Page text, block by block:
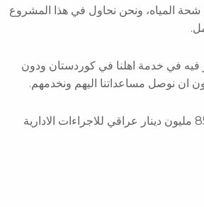
شحة المياه، ونحن نحاول في هذا المشروع
فيه في خدمة اهلنا في كوردستان ودون
ان نوصل مساعداتنا اليهم ونخدمهم.
جدير بالذكر، لهذا المشروع خصصت مؤسسة بارزاني الخيرية مبلغ 85 مليون دينار عراقي للاجراءات الادارية